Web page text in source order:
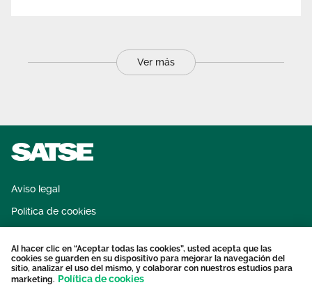
Ver más
Aviso legal
Política de cookies
Protección datos personales
Contacto
Al hacer clic en “Aceptar todas las cookies”, usted acepta que las
cookies se guarden en su dispositivo para mejorar la navegación del
sitio, analizar el uso del mismo, y colaborar con nuestros estudios para
marketing. Política de cookies